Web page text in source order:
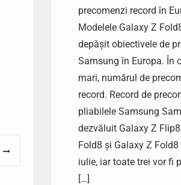
precomenzi record în
Modelele Galaxy Z
depășit obiectivele de
Samsung în Europa. În
mari, numărul de
record. Record de
pliabilele Samsung
dezvăluit Galaxy Z
Fold8 și Galaxy Z Fold8
iulie, iar toate trei vor fi
[…]